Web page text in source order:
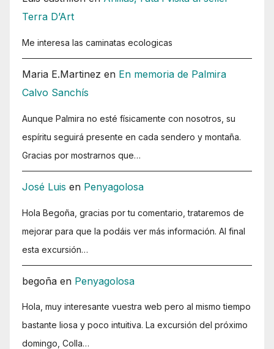
Terra D’Art
Me interesa las caminatas ecologicas
Maria E.Martinez en En memoria de Palmira
Calvo Sanchís
Aunque Palmira no esté físicamente con nosotros, su
espíritu seguirá presente en cada sendero y montaña.
Gracias por mostrarnos que…
José Luis en Penyagolosa
Hola Begoña, gracias por tu comentario, trataremos de
mejorar para que la podáis ver más información. Al final
esta excursión…
begoña en Penyagolosa
Hola, muy interesante vuestra web pero al mismo tiempo
bastante liosa y poco intuitiva. La excursión del próximo
domingo, Colla…